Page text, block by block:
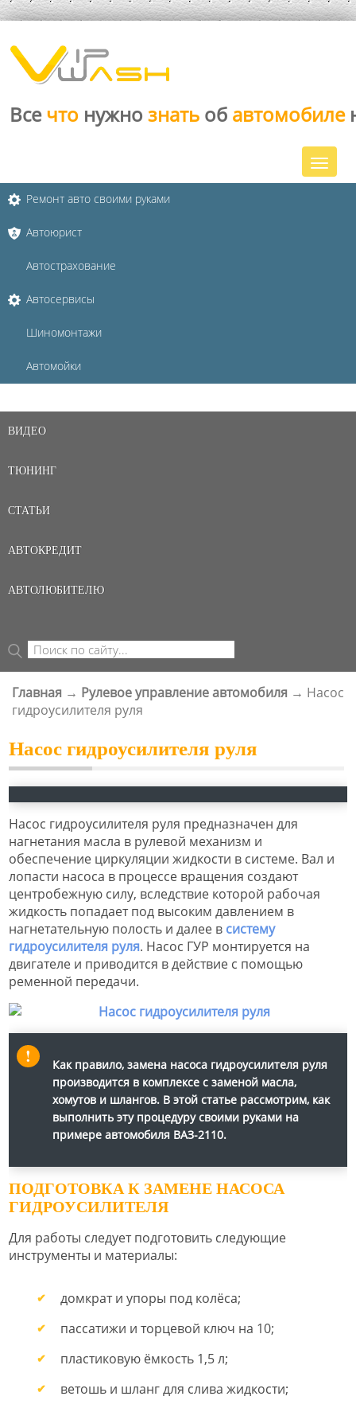
Все что нужно знать об автомобиле
Ремонт авто своими руками
Автоюрист
Автострахование
Автосервисы
Шиномонтажи
Автомойки
ВИДЕО
ТЮНИНГ
СТАТЬИ
АВТОКРЕДИТ
АВТОЛЮБИТЕЛЮ
ФОРМА ПОИСКА
Поиск
ВЫ ЗДЕСЬ
Главная → Рулевое управление автомобиля → Насос
гидроусилителя руля
Насос гидроусилителя руля
Насос гидроусилителя руля предназначен для
нагнетания масла в рулевой механизм и
обеспечение циркуляции жидкости в системе. Вал и
лопасти насоса в процессе вращения создают
центробежную силу, вследствие которой рабочая
жидкость попадает под высоким давлением в
нагнетательную полость и далее в систему
гидроусилителя руля. Насос ГУР монтируется на
двигателе и приводится в действие с помощью
ременной передачи.
Как правило, замена насоса гидроусилителя руля
производится в комплексе с заменой масла,
хомутов и шлангов. В этой статье рассмотрим, как
выполнить эту процедуру своими руками на
примере автомобиля ВАЗ-2110.
ПОДГОТОВКА К ЗАМЕНЕ НАСОСА
ГИДРОУСИЛИТЕЛЯ
Для работы следует подготовить следующие
инструменты и материалы:
домкрат и упоры под колёса;
пассатижи и торцевой ключ на 10;
пластиковую ёмкость 1,5 л;
ветошь и шланг для слива жидкости;